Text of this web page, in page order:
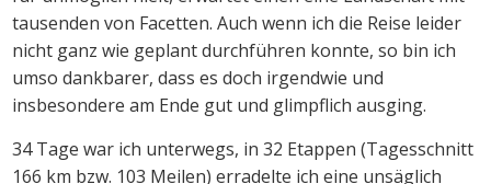
tausenden von Facetten. Auch wenn ich die Reise leider
nicht ganz wie geplant durchführen konnte, so bin ich
umso dankbarer, dass es doch irgendwie und
insbesondere am Ende gut und glimpflich ausging.
34 Tage war ich unterwegs, in 32 Etappen (Tagesschnitt
166 km bzw. 103 Meilen) erradelte ich eine unsäglich